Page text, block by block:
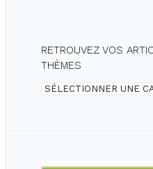
RETROUVEZ VOS
THÈMES
Retrouvez